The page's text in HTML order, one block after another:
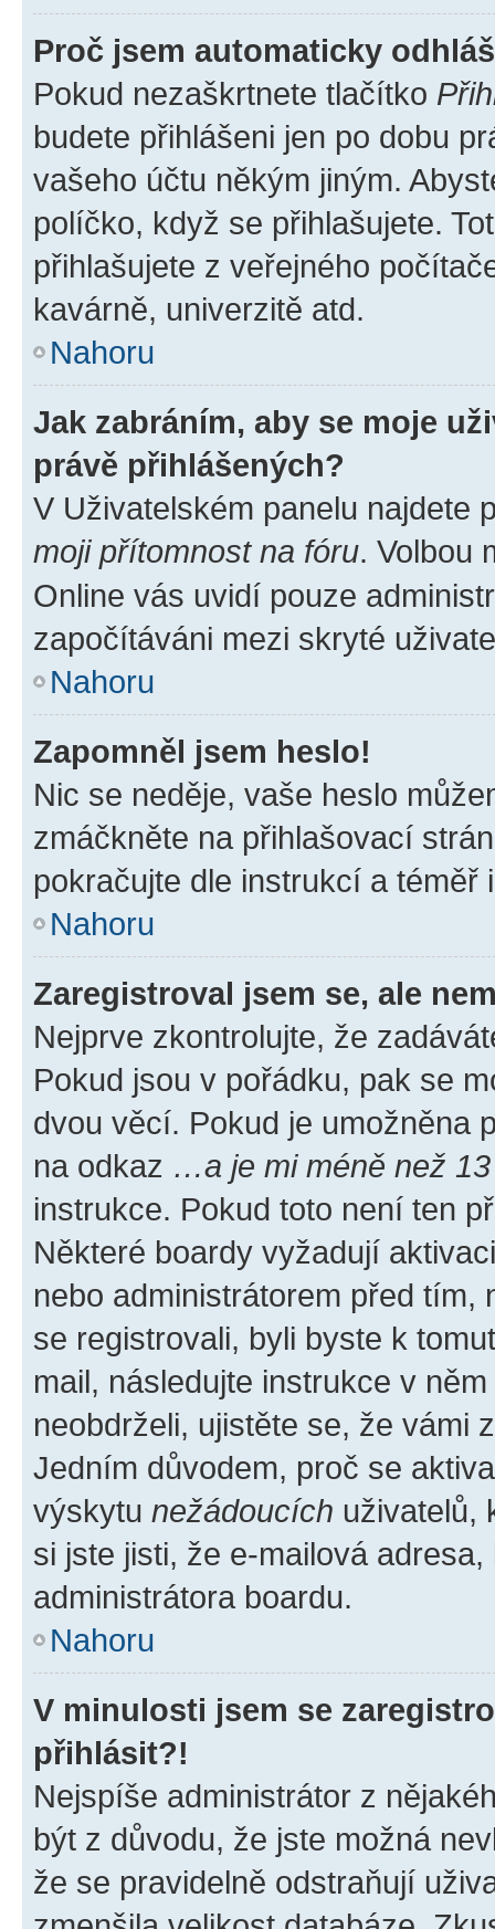
Proč jsem automaticky
Pokud nezaškrtnete tlačítko
budete přihlášeni jen po dobu
vašeho účtu někým jiným.
políčko, když se přihlašujete.
přihlašujete z veřejného
kavárně, univerzitě atd.
Nahoru
Jak zabráním, aby se moje
právě přihlášených?
V Uživatelském panelu najdete
moji přítomnost na fóru. Volbou
Online vás uvidí pouze
započítáváni mezi skryté
Nahoru
Zapomněl jsem heslo!
Nic se neděje, vaše heslo
zmáčkněte na přihlašovací
pokračujte dle instrukcí a téměř
Nahoru
Zaregistroval jsem se, ale
Nejprve zkontrolujte, že
Pokud jsou v pořádku, pak se
dvou věcí. Pokud je umožněna
na odkaz …a je mi méně než
instrukce. Pokud toto není ten
Některé boardy vyžadují
nebo administrátorem před tím,
se registrovali, byli byste k
mail, následujte instrukce v
neobdrželi, ujistěte se, že vámi
Jedním důvodem, proč se
výskytu nežádoucích uživatelů,
si jste jisti, že e-mailová
administrátora boardu.
Nahoru
V minulosti jsem se
přihlásit?!
Nejspíše administrátor z
být z důvodu, že jste možná
že se pravidelně odstraňují